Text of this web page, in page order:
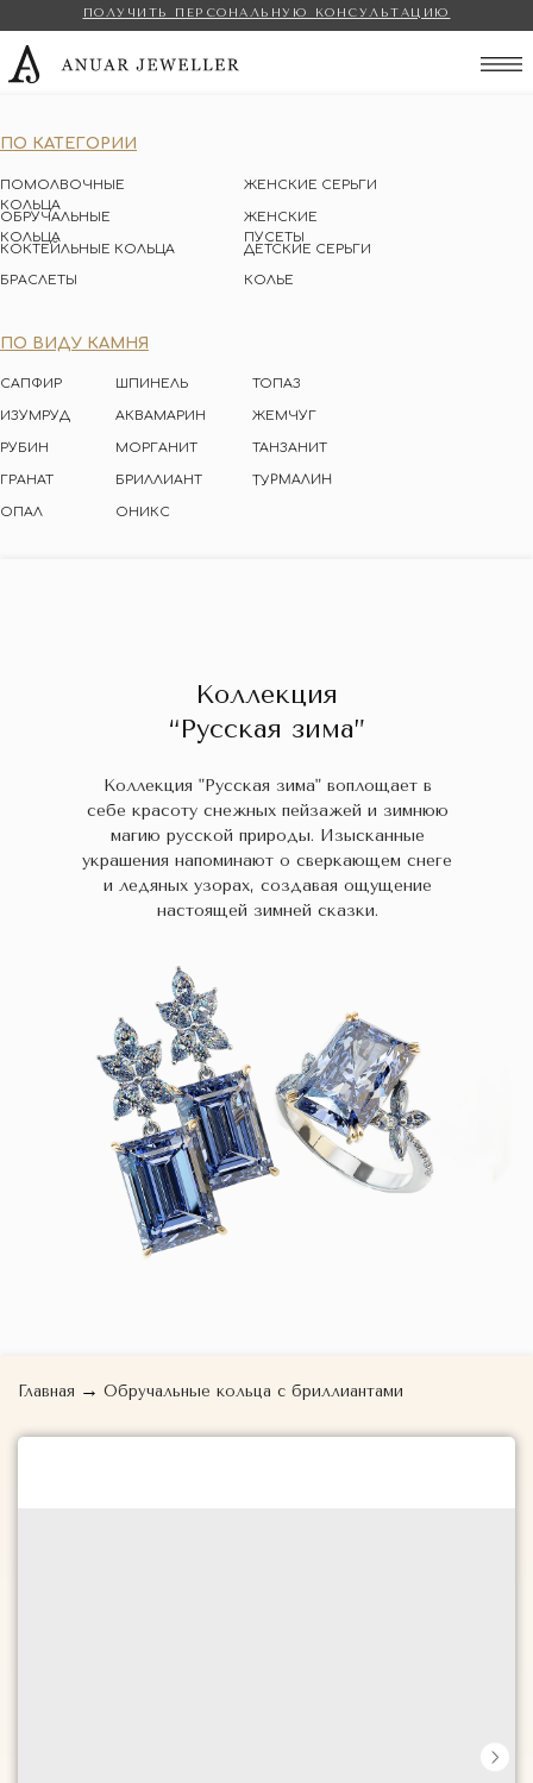
ПОЛУЧИТЬ ПЕРСОНАЛЬНУЮ КОНСУЛЬТАЦИЮ
ПО КАТЕГОРИИ
ПОМОЛВОЧНЫЕ
КОЛЬЦА
ОБРУЧАЛЬНЫЕ
КОЛЬЦА
ЖЕНСКИЕ СЕРЬГИ
КОКТЕЙЛЬНЫЕ КОЛЬЦА
ЖЕНСКИЕ
ПУСЕТЫ
ДЕТСКИЕ СЕРЬГИ
БРАСЛЕТЫ
КОЛЬЕ
ПО ВИДУ КАМНЯ
САПФИР
ИЗУМРУД
ШПИНЕЛЬ
РУБИН
АКВАМАРИН
МОРГАНИТ
ГРАНАТ БРИЛЛИАНТ
ТОПАЗ
ЖЕМЧУГ
ТУРМАЛИН
ТАНЗАНИТ
ОНИКС
ОПАЛ
Коллекция
“Русская зима”
Коллекция "Русская зима" воплощает в
себе красоту снежных пейзажей и зимнюю
магию русской природы. Изысканные
украшения напоминают о сверкающем снеге
и ледяных узорах, создавая ощущение
настоящей зимней сказки.
Главная → Обручальные кольца с бриллиантами